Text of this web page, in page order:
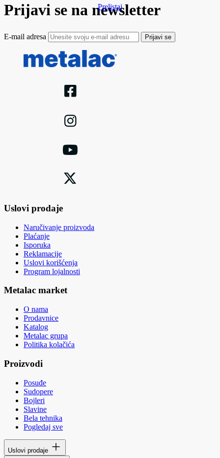
Prelistaj
Prijavi se na newsletter
E-mail adresa Prijavi se
Uslovi prodaje
Naručivanje proizvoda
Plaćanje
Isporuka
Reklamacije
Uslovi korišćenja
Program lojalnosti
Metalac market
O nama
Prodavnice
Katalog
Metalac grupa
Politika kolačića
Proizvodi
Posuđe
Sudopere
Bojleri
Slavine
Bela tehnika
Pogledaj sve
Uslovi prodaje